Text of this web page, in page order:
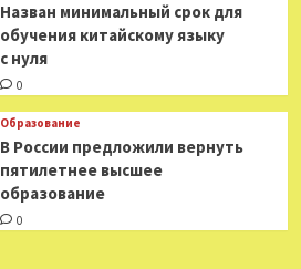
Назван минимальный срок для
обучения китайскому языку
с нуля
0
Образование
В России предложили вернуть
пятилетнее высшее
образование
0